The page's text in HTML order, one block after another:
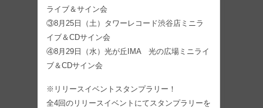
ライブ＆サイン会
③8月25日（土）タワーレコード渋谷店ミニラ
イブ＆CDサイン会
④8月29日（水）光が丘IMA 光の広場ミニライ
ブ＆CDサイン会
※リリースイベントスタンプラリー！
全4回のリリースイベントにてスタンプラリーを